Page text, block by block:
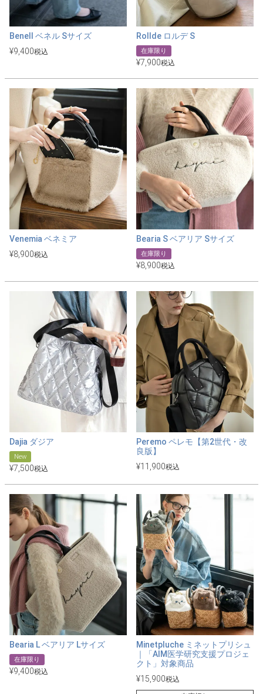
Benell ベネル Sサイズ
¥9,400税込
Rollde ロルデ S
在庫限り
¥7,900税込
Venemia ベネミア
¥8,900税込
Bearia S ベアリア Sサイズ
在庫限り
¥8,900税込
Dajia ダジア
New
¥7,500税込
Peremo ペレモ【第2世代・改
良版】
¥11,900税込
Bearia L ベアリア Lサイズ
在庫限り
¥9,400税込
Minetpluche ミネットプリシュ
｜「AIM医学研究支援プロジェ
クト」対象商品
¥15,900税込